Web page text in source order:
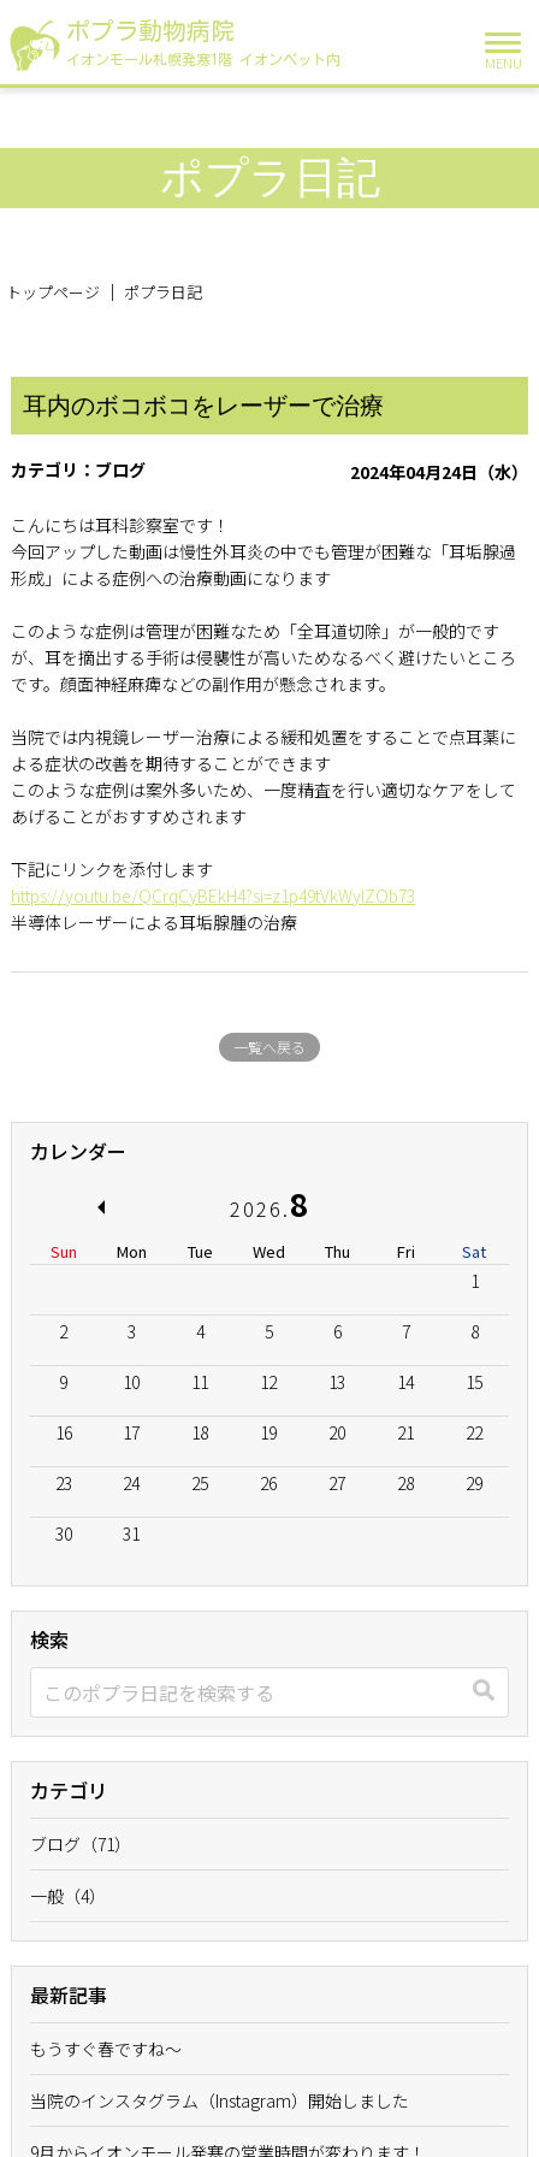
ポプラ動物病院
イオンモール札幌発寒1階 イオンペット内 MENU
ポプラ日記
トップページ ポプラ日記
耳内のボコボコをレーザーで治療
ブログ 2024年04月24日（水）
こんにちは耳科診察室です！
今回アップした動画は慢性外耳炎の中でも管理が困難な「耳垢腺過
形成」による症例への治療動画になります
このような症例は管理が困難なため「全耳道切除」が一般的です
が、耳を摘出する手術は侵襲性が高いためなるべく避けたいところ
です。顔面神経麻痺などの副作用が懸念されます。
当院では内視鏡レーザー治療による緩和処置をすることで点耳薬に
よる症状の改善を期待することができます
このような症例は案外多いため、一度精査を行い適切なケアをして
あげることがおすすめされます
下記にリンクを添付します
https://youtu.be/QCrqCyBEkH4?si=z1p49tVkWylZOb73
半導体レーザーによる耳垢腺腫の治療
一覧へ戻る
カレンダー
2026.8
Sun Mon Tue Wed Thu Fri Sat
1
2 3 4 5 6 7 8
9 10 11 12 13 14 15
16 17 18 19 20 21 22
23 24 25 26 27 28 29
30 31
検索
カテゴリ
ブログ（71）
一般（4）
最新記事
もうすぐ春ですね〜
当院のインスタグラム（Instagram）開始しました
9月からイオンモール発寒の営業時間が変わります！